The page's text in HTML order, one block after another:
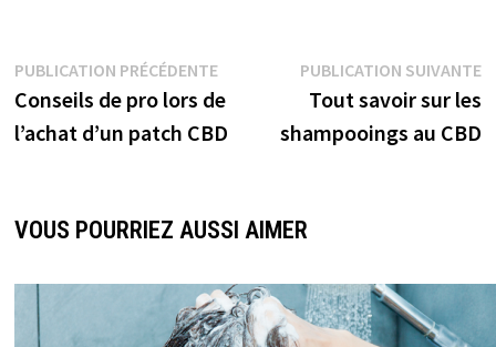
PUBLICATION PRÉCÉDENTE
Conseils de pro lors de
l’achat d’un patch CBD
PUBLICATION SUIVANTE
Tout savoir sur les
shampooings au CBD
VOUS POURRIEZ AUSSI AIMER